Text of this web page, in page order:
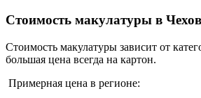
Стоимость макулатуры в
Стоимость макулатуры зависит от
большая цена всегда на картон.
Примерная цена в регионе: